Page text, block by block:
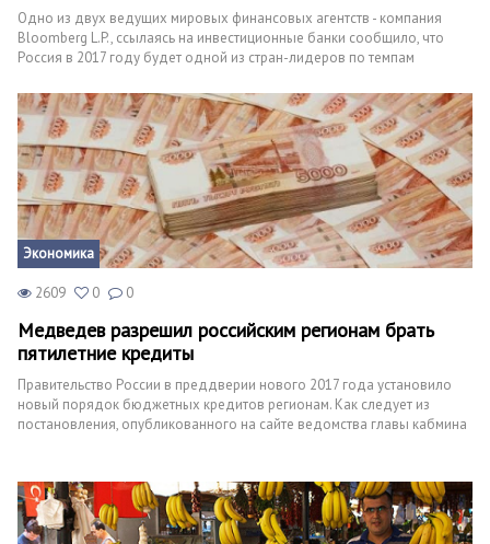
Одно из двух ведущих мировых финансовых агентств - компания
Bloomberg L.P., ссылаясь на инвестиционные банки сообщило, что
Россия в 2017 году будет одной из стран-лидеров по темпам
Экономика
2609 0 0
Медведев разрешил российским регионам брать
пятилетние кредиты
Правительство России в преддверии нового 2017 года установило
новый порядок бюджетных кредитов регионам. Как следует из
постановления, опубликованного на сайте ведомства главы кабмина